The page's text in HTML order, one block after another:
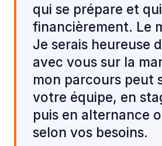
qui se prépare et qui
financièrement. Le
Je serais heureuse
avec vous sur la
mon parcours peut
votre équipe, en
puis en alternance
selon vos besoins.